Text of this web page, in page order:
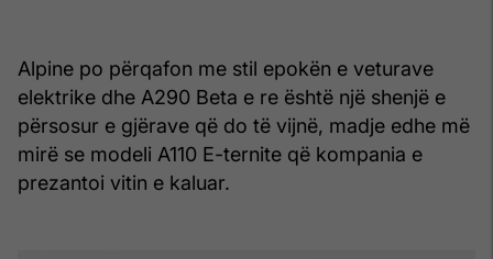
Alpine po përqafon me stil epokën e veturave
elektrike dhe A290 Beta e re është një shenjë e
përsosur e gjërave që do të vijnë, madje edhe më
mirë se modeli A110 E-ternite që kompania e
prezantoi vitin e kaluar.